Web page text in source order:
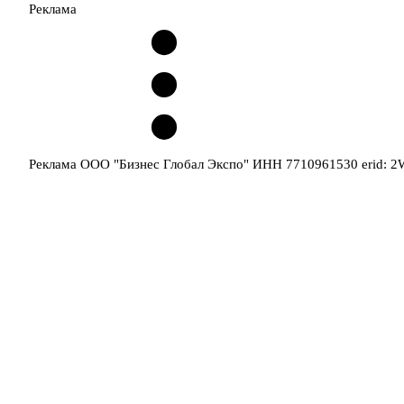
Реклама
Реклама ООО "Бизнес Глобал Экспо" ИНН 7710961530 erid: